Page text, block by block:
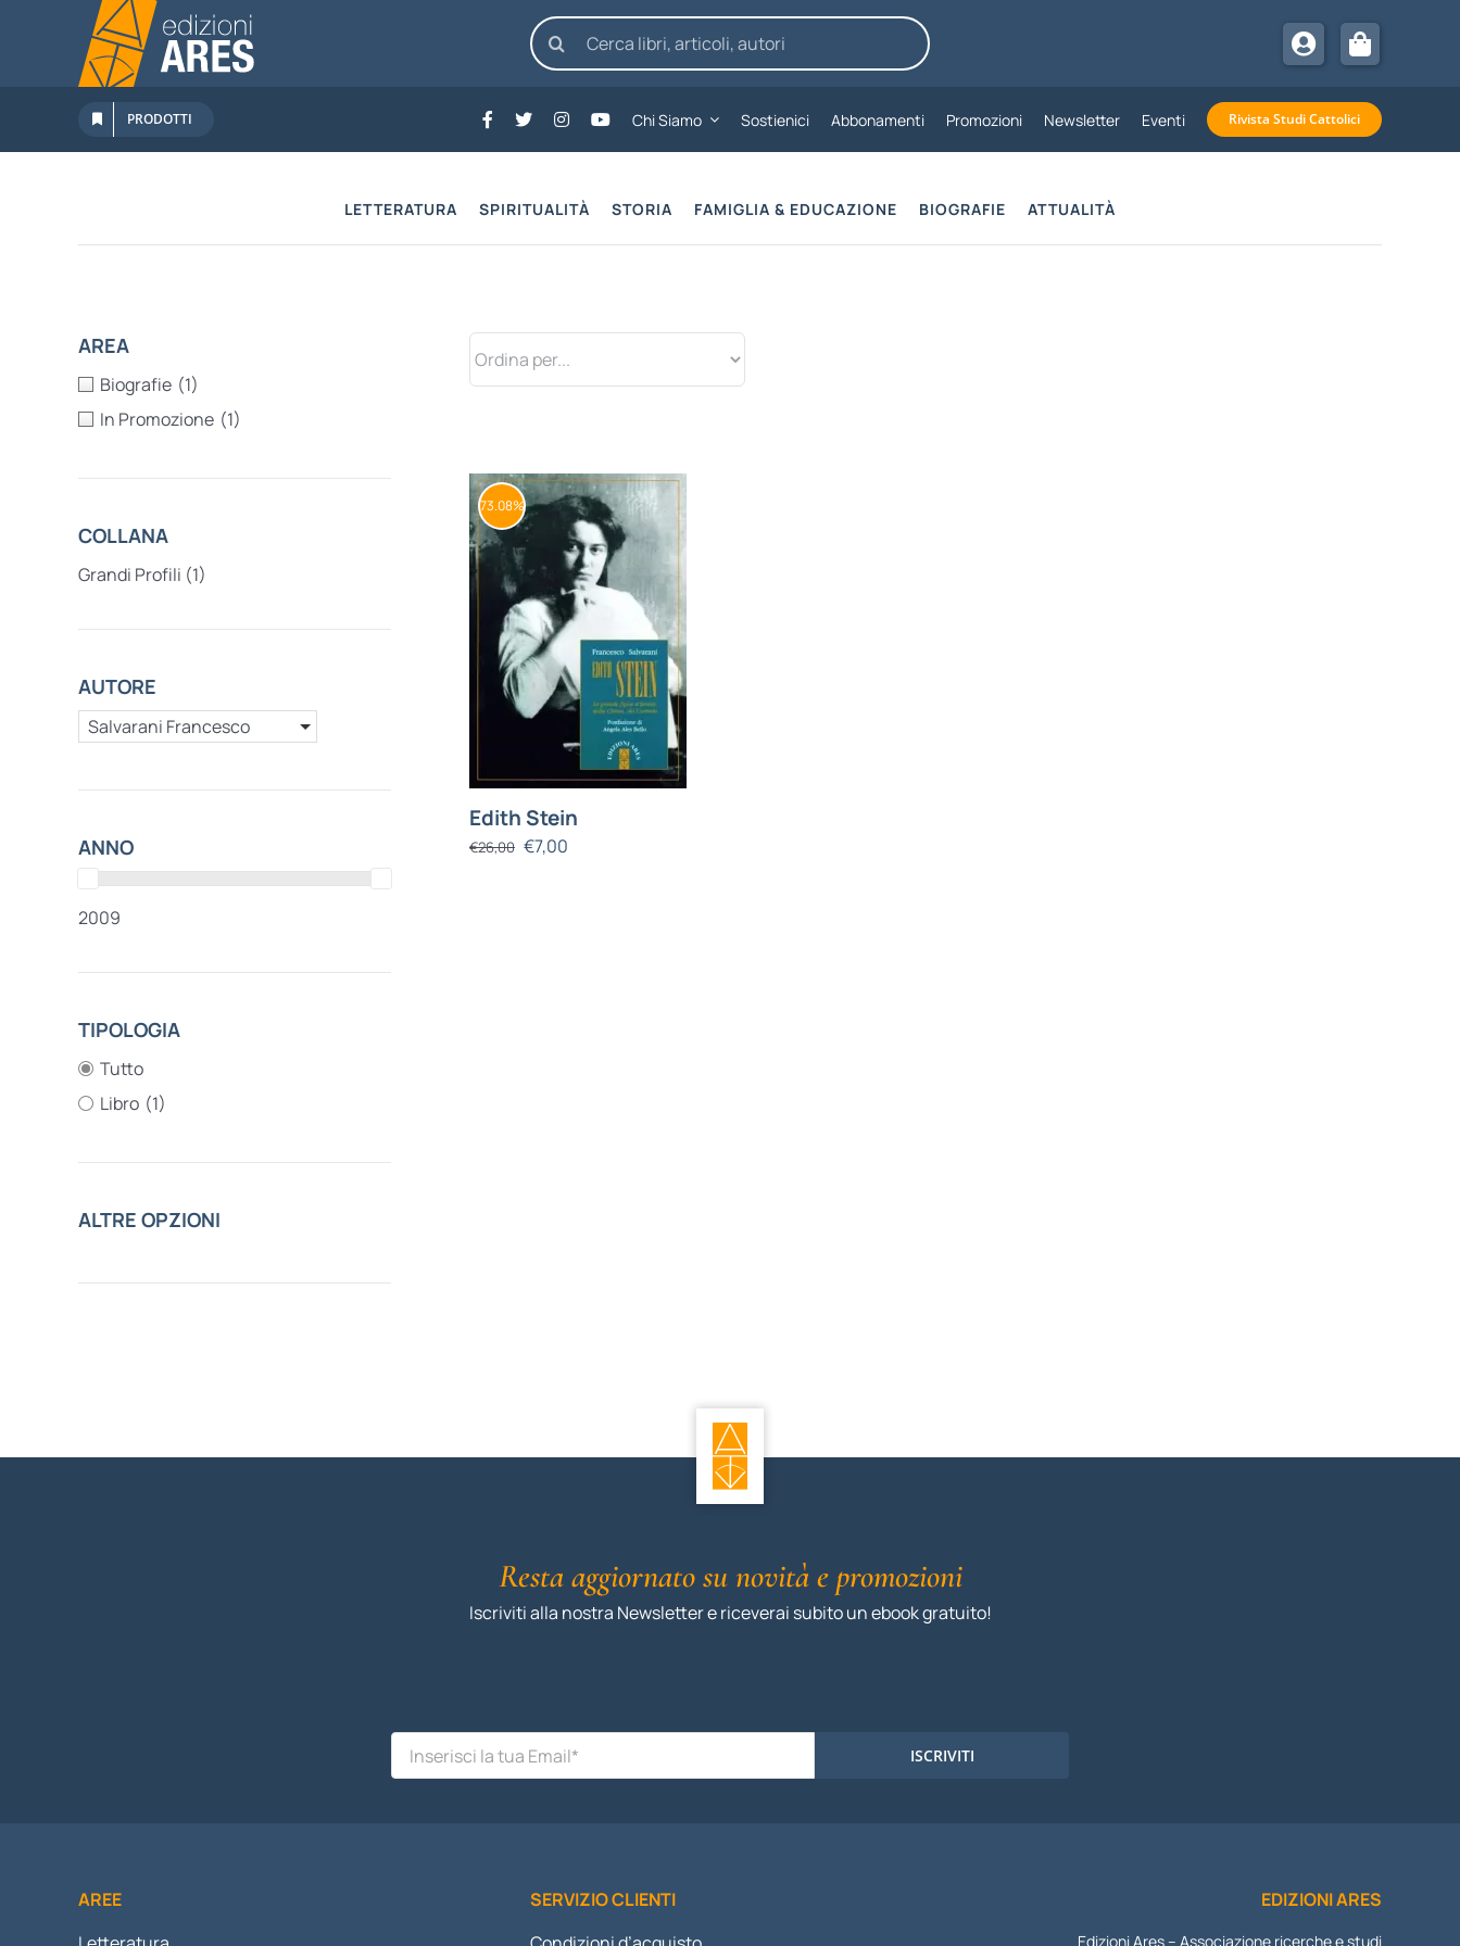
contenuto
Cerca
per:
PRODOTTI Chi Siamo Sostienici Abbonamenti Promozioni Newsletter Eventi Rivista Studi Cattolici
LETTERATURA SPIRITUALITÀ STORIA FAMIGLIA & EDUCAZIONE BIOGRAFIE ATTUALITÀ
73.08%
Edith Stein
€26,00 €7,00
AREA
Biografie (1)
In Promozione (1)
COLLANA
Grandi Profili (1)
AUTORE
Salvarani Francesco
ANNO
2009
TIPOLOGIA
Tutto
Libro (1)
ALTRE OPZIONI
Resta aggiornato su novità e promozioni
Iscriviti alla nostra Newsletter e riceverai subito un ebook gratuito!
ISCRIVITI
AREE
SERVIZIO CLIENTI
EDIZIONI ARES
Edizioni Ares – Associazione ricerche e studi